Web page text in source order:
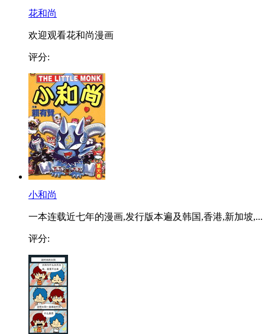
花和尚
欢迎观看花和尚漫画
评分:
小和尚
一本连载近七年的漫画,发行版本遍及韩国,香港,新加坡,...
评分: